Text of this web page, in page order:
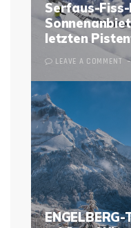
Serfaus-
letzten
LEAVE A COMMENT